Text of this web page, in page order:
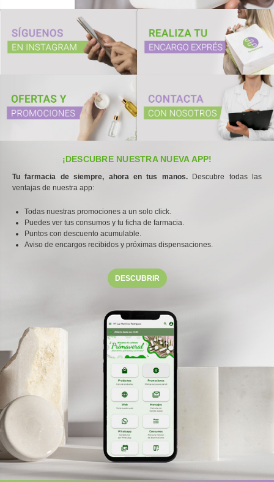
¡DESCUBRE NUESTRA NUEVA APP!
Tu farmacia de siempre, ahora en tus manos.Descubre todas las
ventajas de nuestra app:
Todas nuestras promociones a un solo click.
Puedes ver tus consumos y tu ficha de farmacia.
Puntos con descuento acumulable.
Aviso de encargos recibidos y próximas dispensaciones.
DESCUBRIR